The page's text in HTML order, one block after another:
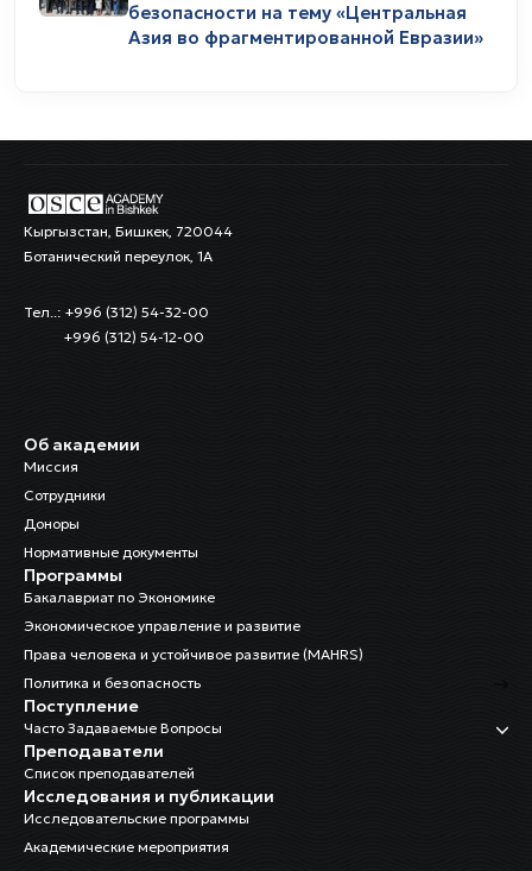
безопасности на тему «Центральная
Азия во фрагментированной Евразии»
Кыргызстан, Бишкек, 720044
Ботанический переулок, 1А
Тел..: +996 (312) 54-32-00
+996 (312) 54-12-00
Об академии
Миссия
Сотрудники
Доноры
Нормативные документы
Программы
Бакалавриат по Экономике
Экономическое управление и развитие
Права человека и устойчивое развитие (MAHRS)
Политика и безопасность
Поступление
Часто Задаваемые Вопросы
Преподаватели
Список преподавателей
Исследования и публикации
Исследовательские программы
Академические мероприятия